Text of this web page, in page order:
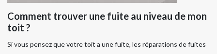
Comment trouver une fuite au niveau de mon
toit ?
Si vous pensez que votre toit a une fuite, les réparations de fuites